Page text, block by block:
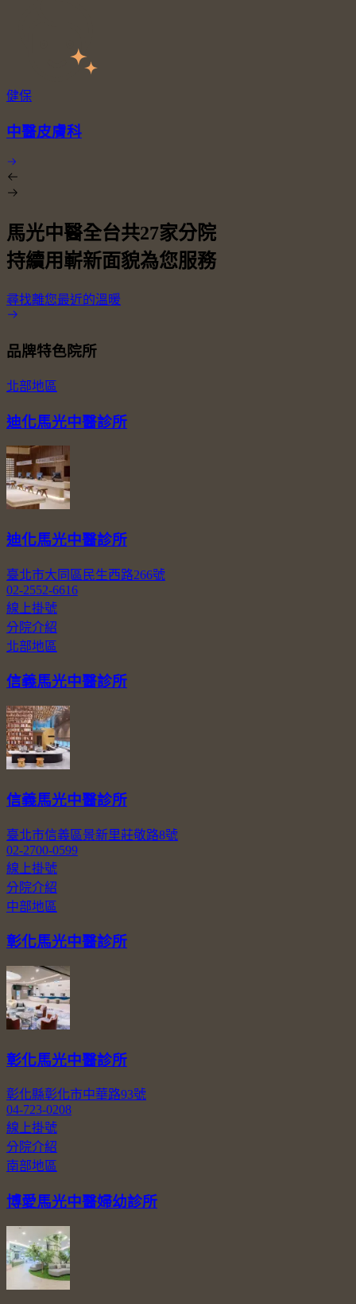
健保
中醫皮膚科
馬光中醫全台共27家分院
持續用嶄新面貌為您服務
尋找離您最近的溫暖
品牌特色院所
北部地區
迪化馬光中醫診所
迪化馬光中醫診所
臺北市大同區民生西路266號
02-2552-6616
線上掛號
分院介紹
北部地區
信義馬光中醫診所
信義馬光中醫診所
臺北市信義區景新里莊敬路8號
02-2700-0599
線上掛號
分院介紹
中部地區
彰化馬光中醫診所
彰化馬光中醫診所
彰化縣彰化市中華路93號
04-723-0208
線上掛號
分院介紹
南部地區
博愛馬光中醫婦幼診所